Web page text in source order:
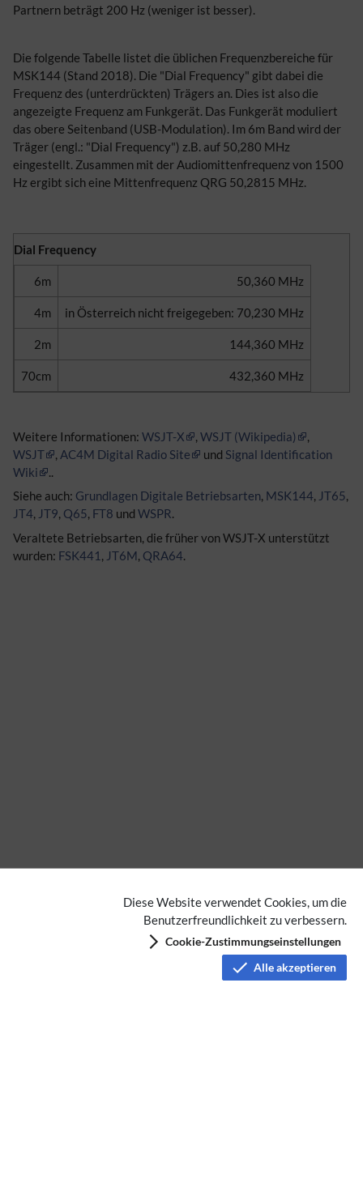
Diese Website verwendet Cookies, um die
Benutzerfreundlichkeit zu verbessern.
Cookie-Zustimmungseinstellungen
Alle akzeptieren
Partnern beträgt 200 Hz (weniger ist besser).
Die folgende Tabelle listet die üblichen Frequenzbereiche für
MSK144 (Stand 2018). Die "Dial Frequency" gibt dabei die
Frequenz des (unterdrückten) Trägers an. Dies ist also die
angezeigte Frequenz am Funkgerät. Das Funkgerät moduliert
das obere Seitenband (USB-Modulation). Im 6m Band wird der
Träger (engl.: "Dial Frequency") z.B. auf 50,280 MHz
eingestellt. Zusammen mit der Audiomittenfrequenz von 1500
Hz ergibt sich eine Mittenfrequenz QRG 50,2815 MHz.
Dial Frequency
6m 50,360 MHz
4m in Österreich nicht freigegeben: 70,230 MHz
2m 144,360 MHz
70cm 432,360 MHz
Weitere Informationen: WSJT-X , WSJT (Wikipedia)
,
WSJT
, AC4M Digital Radio Site und Signal Identification
Wiki
..
Siehe auch: Grundlagen Digitale Betriebsarten, MSK144, JT65,
JT4, JT9, Q65, FT8 und WSPR.
Veraltete Betriebsarten, die früher von WSJT-X unterstützt
wurden: FSK441 , JT6M, QRA64.
Meteor-Scatter